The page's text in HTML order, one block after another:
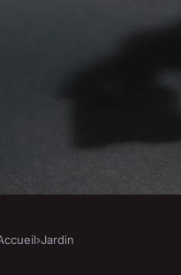
›Jardin